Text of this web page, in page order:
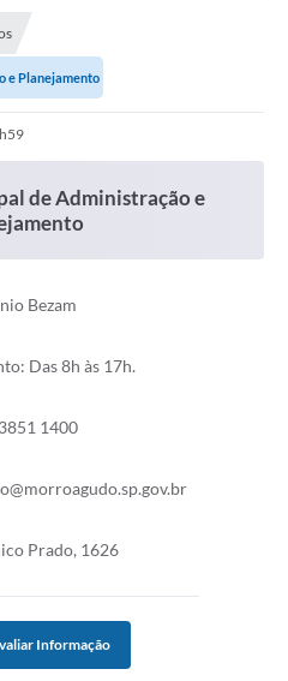
e Planejamento
de Administração e
Bezam
Das 8h às 17h.
1400
Prado, 1626
Informação